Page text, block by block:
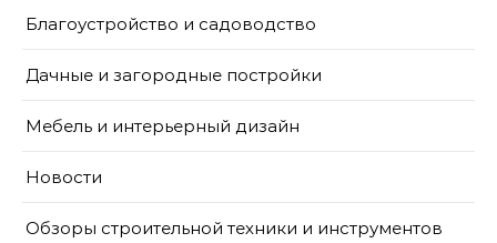
Благоустройство и садоводство
Дачные и загородные постройки
Мебель и интерьерный дизайн
Новости
Обзоры строительной техники и инструментов